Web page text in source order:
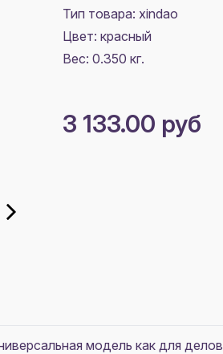
Тип товара: xindao
Цвет: красный
Вес: 0.350 кг.
3 133.00 руб
модель как для